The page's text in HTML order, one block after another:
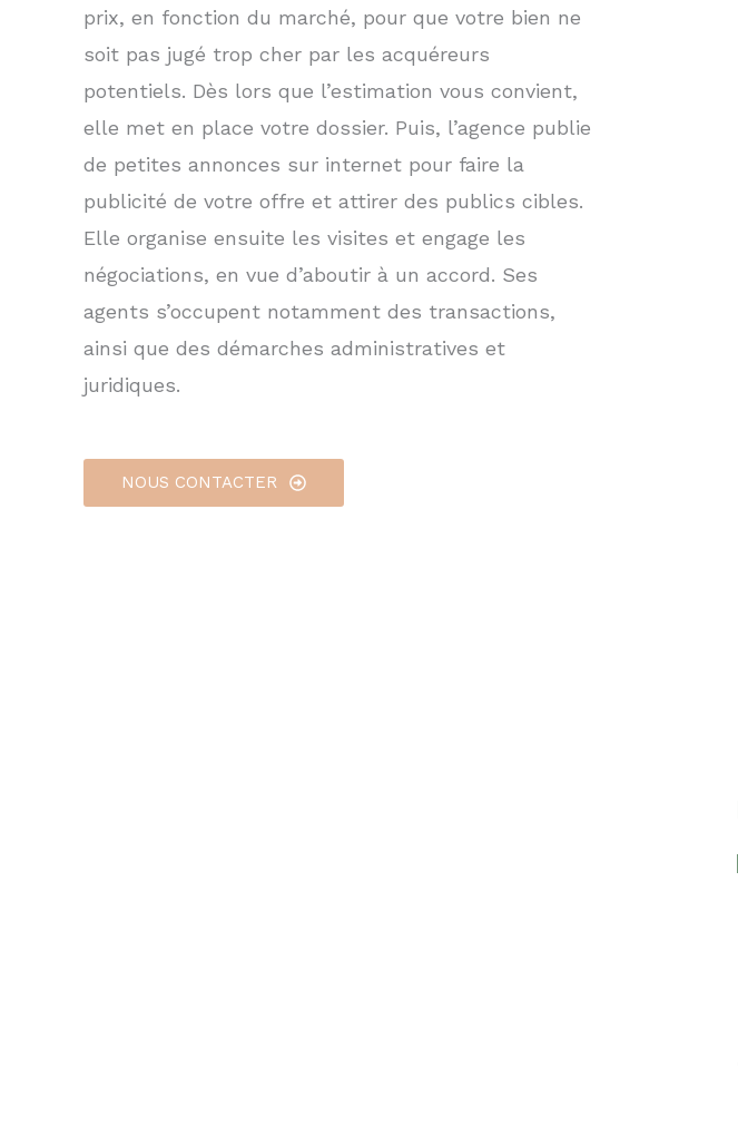
prix, en fonction du marché, pour que votre bien ne
soit pas jugé trop cher par les acquéreurs
potentiels. Dès lors que l’estimation vous convient,
elle met en place votre dossier. Puis, l’agence publie
de petites annonces sur internet pour faire la
publicité de votre offre et attirer des publics cibles.
Elle organise ensuite les visites et engage les
négociations, en vue d’aboutir à un accord. Ses
agents s’occupent notamment des transactions,
ainsi que des démarches administratives et
juridiques.
NOUS CONTACTER